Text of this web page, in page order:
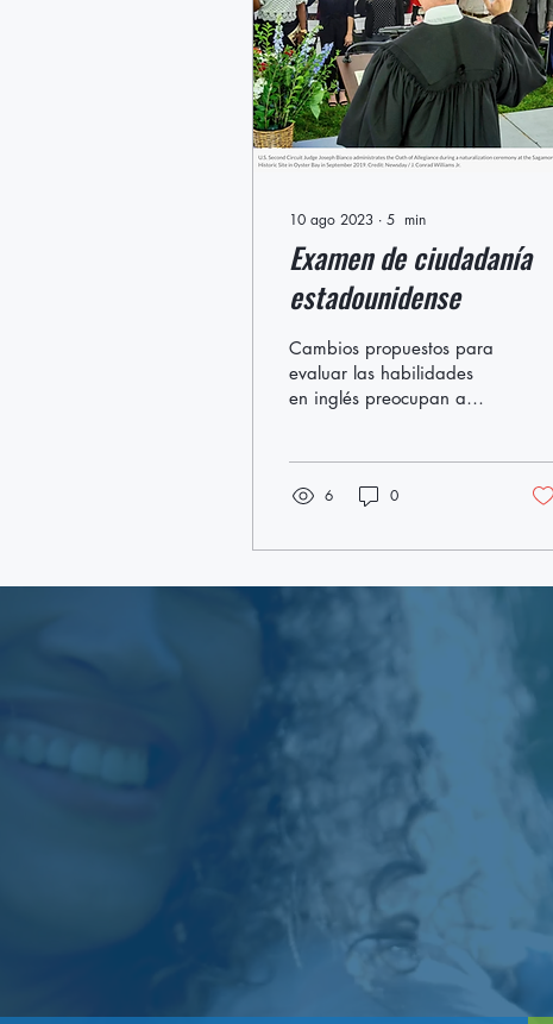
10 ago 2023 ∙ 5 min
Examen de ciudadanía
estadounidense
Cambios propuestos para
evaluar las habilidades
en inglés preocupan a
Winslow...
6 0